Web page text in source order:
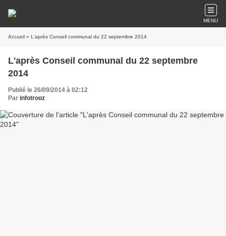
MENU
Accueil » L'après Conseil communal du 22 septembre 2014
L'après Conseil communal du 22 septembre
2014
Publié le 26/09/2014 à 02:12
Par infotrooz